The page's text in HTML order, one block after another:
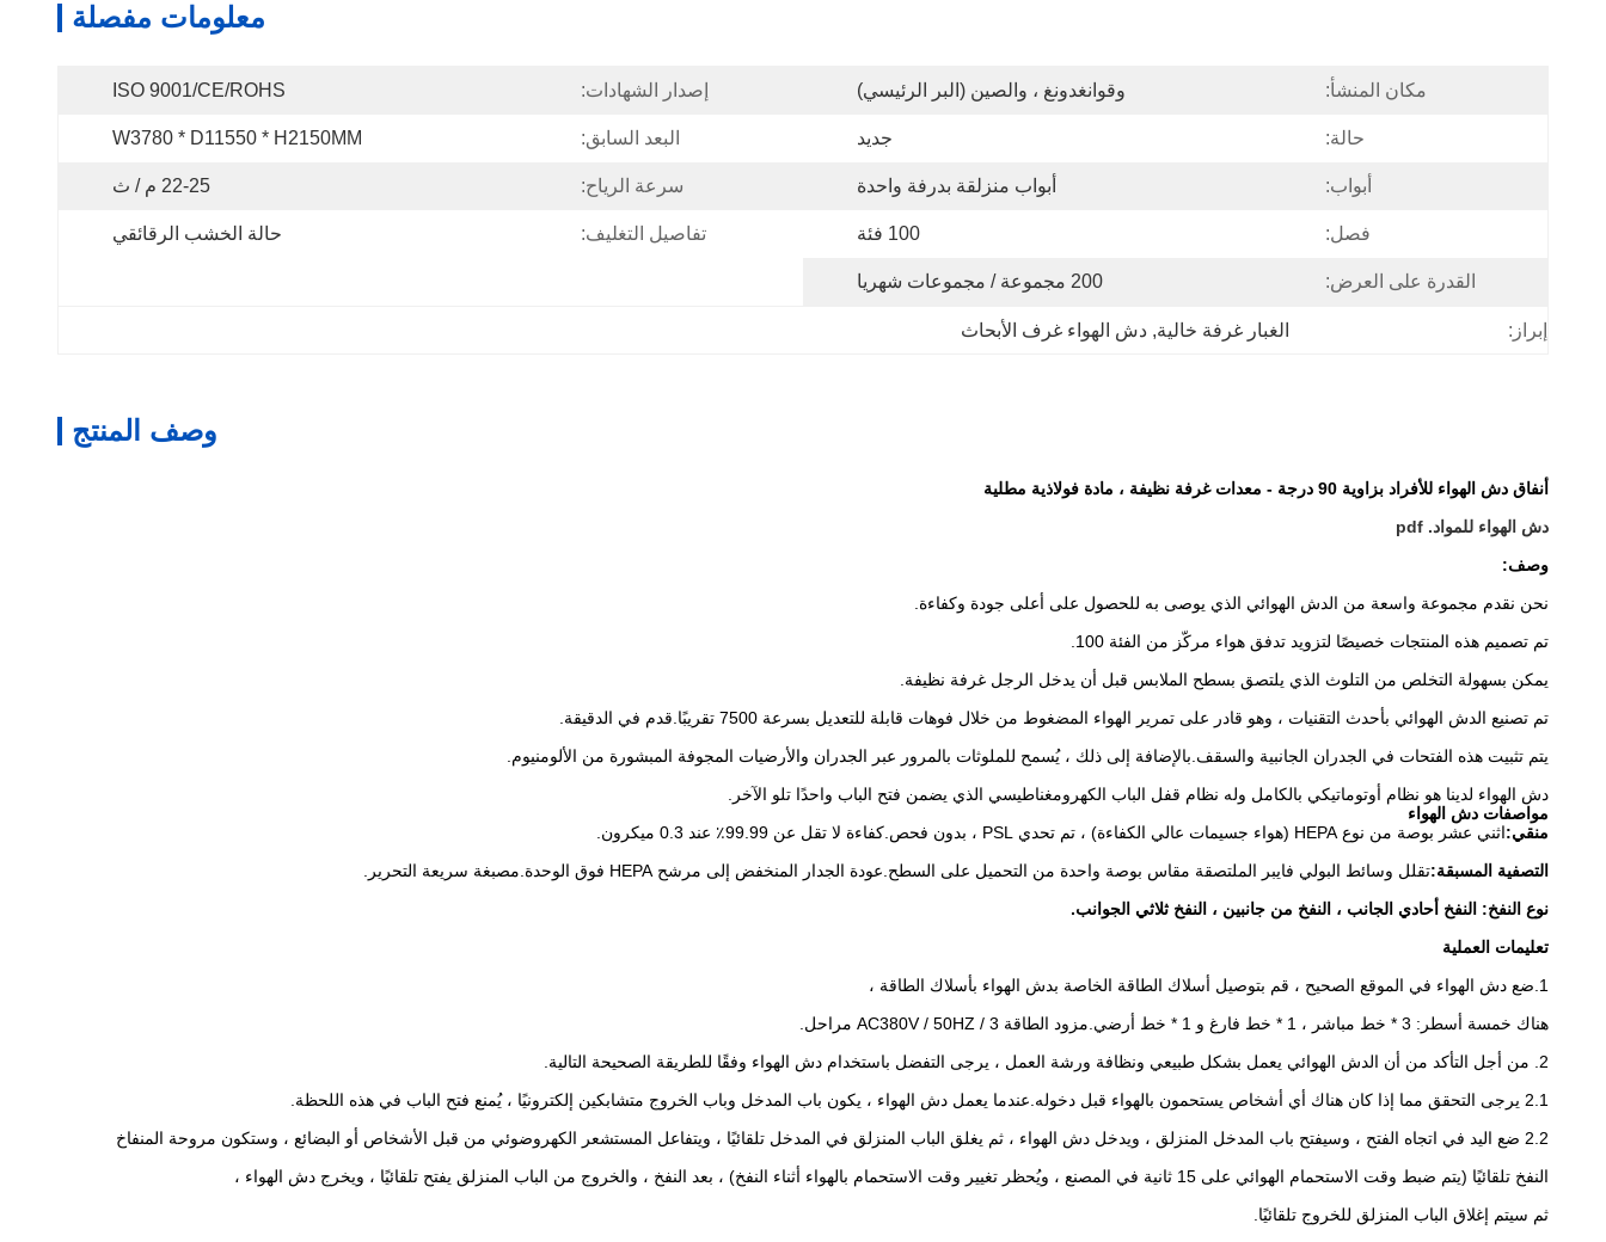
معلومات مفصلة
مكان المنشأ: وقوانغدونغ ، والصين (البر الرئيسي) إصدار الشهادات: ISO 9001/CE/ROHS
حالة: جديد البعد السابق: W3780 * D11550 * H2150MM
أبواب: أبواب منزلقة بدرفة واحدة سرعة الرياح: 22-25 م / ث
فصل: 100 فئة تفاصيل التغليف: حالة الخشب الرقائقي
القدرة على العرض: 200 مجموعة / مجموعات شهريا
إبراز: الغبار غرفة خالية, دش الهواء غرف الأبحاث
وصف المنتج
أنفاق دش الهواء للأفراد بزاوية 90 درجة - معدات غرفة نظيفة ، مادة فولاذية مطلية
دش الهواء للمواد. pdf
وصف:
نحن نقدم مجموعة واسعة من الدش الهوائي الذي يوصى به للحصول على أعلى جودة وكفاءة.
تم تصميم هذه المنتجات خصيصًا لتزويد تدفق هواء مركّز من الفئة 100.
يمكن بسهولة التخلص من التلوث الذي يلتصق بسطح الملابس قبل أن يدخل الرجل غرفة نظيفة.
تم تصنيع الدش الهوائي بأحدث التقنيات ، وهو قادر على تمرير الهواء المضغوط من خلال فوهات قابلة للتعديل بسرعة 7500 تقريبًا.قدم في الدقيقة.
يتم تثبيت هذه الفتحات في الجدران الجانبية والسقف.بالإضافة إلى ذلك ، يُسمح للملوثات بالمرور عبر الجدران والأرضيات المجوفة المبشورة من الألومنيوم.
دش الهواء لدينا هو نظام أوتوماتيكي بالكامل وله نظام قفل الباب الكهرومغناطيسي الذي يضمن فتح الباب واحدًا تلو الآخر.
مواصفات دش الهواء
منقي:اثني عشر بوصة من نوع HEPA (هواء جسيمات عالي الكفاءة) ، تم تحدي PSL ، بدون فحص.كفاءة لا تقل عن 99.99٪ عند 0.3 ميكرون.
التصفية المسبقة:تقلل وسائط البولي فايبر الملتصقة مقاس بوصة واحدة من التحميل على السطح.عودة الجدار المنخفض إلى مرشح HEPA فوق الوحدة.مصبغة سريعة التحرير.
نوع النفخ: النفخ أحادي الجانب ، النفخ من جانبين ، النفخ ثلاثي الجوانب.
تعليمات العملية
1.ضع دش الهواء في الموقع الصحيح ، قم بتوصيل أسلاك الطاقة الخاصة بدش الهواء بأسلاك الطاقة ،
هناك خمسة أسطر: 3 * خط مباشر ، 1 * خط فارغ و 1 * خط أرضي.مزود الطاقة AC380V / 50HZ / 3 مراحل.
2. من أجل التأكد من أن الدش الهوائي يعمل بشكل طبيعي ونظافة ورشة العمل ، يرجى التفضل باستخدام دش الهواء وفقًا للطريقة الصحيحة التالية.
2.1 يرجى التحقق مما إذا كان هناك أي أشخاص يستحمون بالهواء قبل دخوله.عندما يعمل دش الهواء ، يكون باب المدخل وباب الخروج متشابكين إلكترونيًا ، يُمنع فتح الباب في هذه اللحظة.
2.2 ضع اليد في اتجاه الفتح ، وسيفتح باب المدخل المنزلق ، ويدخل دش الهواء ، ثم يغلق الباب المنزلق في المدخل تلقائيًا ، ويتفاعل المستشعر الكهروضوئي من قبل الأشخاص أو البضائع ، وستكون مروحة المنفاخ
النفخ تلقائيًا (يتم ضبط وقت الاستحمام الهوائي على 15 ثانية في المصنع ، ويُحظر تغيير وقت الاستحمام بالهواء أثناء النفخ) ، بعد النفخ ، والخروج من الباب المنزلق يفتح تلقائيًا ، ويخرج دش الهواء ،
ثم سيتم إغلاق الباب المنزلق للخروج تلقائيًا.